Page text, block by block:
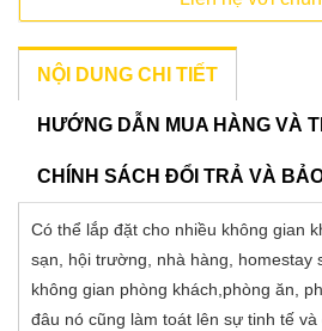
NỘI DUNG CHI TIẾT
HƯỚNG DẪN MUA HÀNG VÀ
CHÍNH SÁCH ĐỔI TRẢ VÀ
Có thể lắp đặt cho nhiều không gian
sạn, hội trường, nhà hàng, homestay
không gian phòng khách,phòng ăn,
đâu nó cũng làm toát lên sự tinh tế